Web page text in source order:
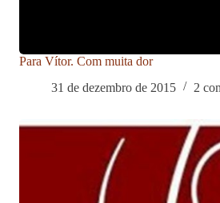
Para Vítor. Com muita dor
31 de dezembro de 2015
2